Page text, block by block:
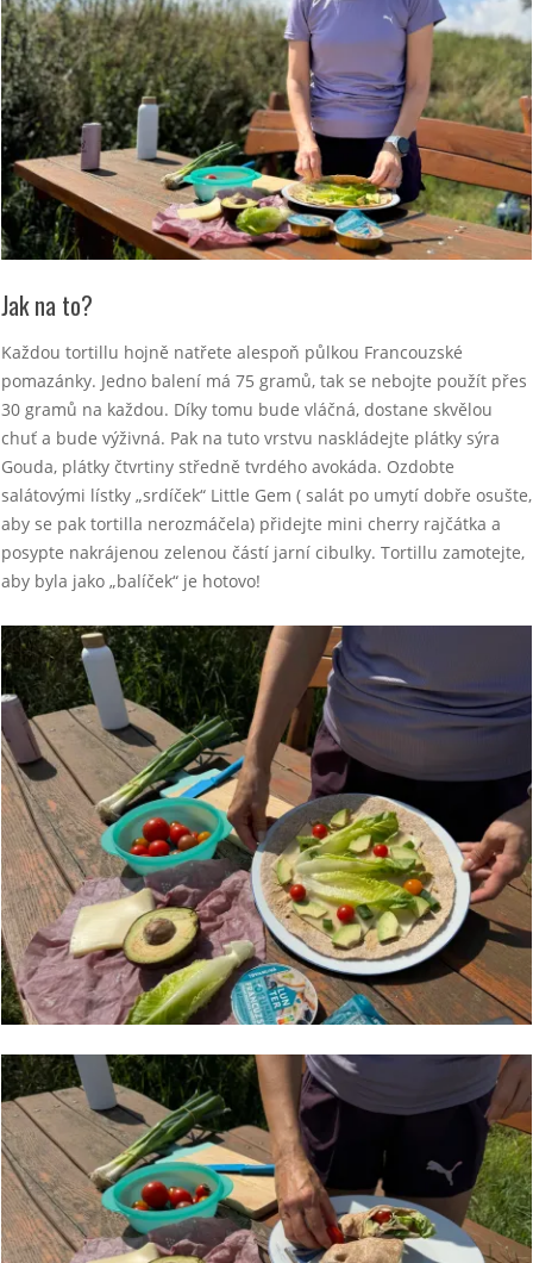
Jak na to?
Každou tortillu hojně natřete alespoň půlkou Francouzské
pomazánky. Jedno balení má 75 gramů, tak se nebojte použít přes
30 gramů na každou. Díky tomu bude vláčná, dostane skvělou
chuť a bude výživná. Pak na tuto vrstvu naskládejte plátky sýra
Gouda, plátky čtvrtiny středně tvrdého avokáda. Ozdobte
salátovými lístky „srdíček“ Little Gem ( salát po umytí dobře osušte,
aby se pak tortilla nerozmáčela) přidejte mini cherry rajčátka a
posypte nakrájenou zelenou částí jarní cibulky. Tortillu zamotejte,
aby byla jako „balíček“ je hotovo!